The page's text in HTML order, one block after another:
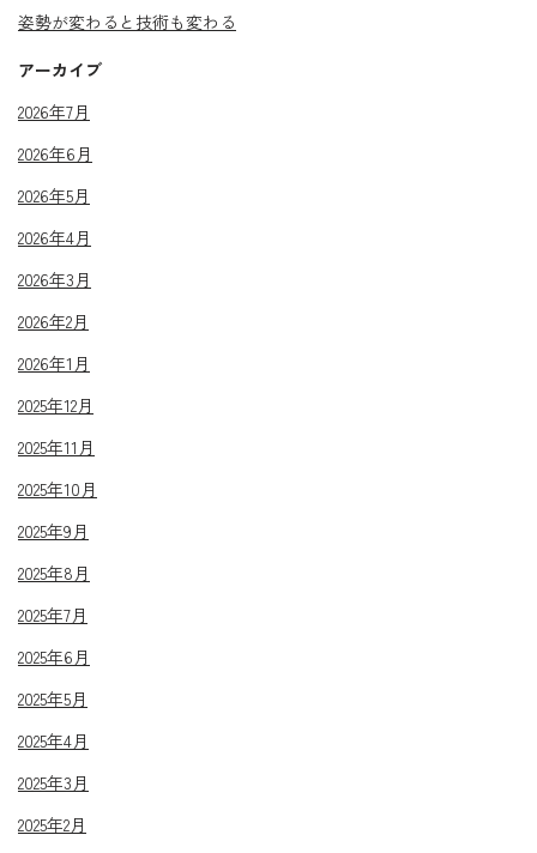
姿勢が変わると技術も変わる
アーカイブ
2026年7月
2026年6月
2026年5月
2026年4月
2026年3月
2026年2月
2026年1月
2025年12月
2025年11月
2025年10月
2025年9月
2025年8月
2025年7月
2025年6月
2025年5月
2025年4月
2025年3月
2025年2月